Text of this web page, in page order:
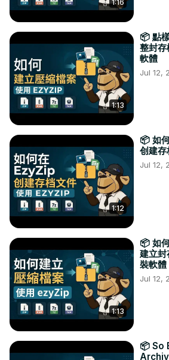
1:16
1:13
📦 點
整封
軟體
Jul 12,
1:12
📦 如
创建
Jul 12,
1:13
📦 如
建立
裝軟體
Jul 12,
📦 So